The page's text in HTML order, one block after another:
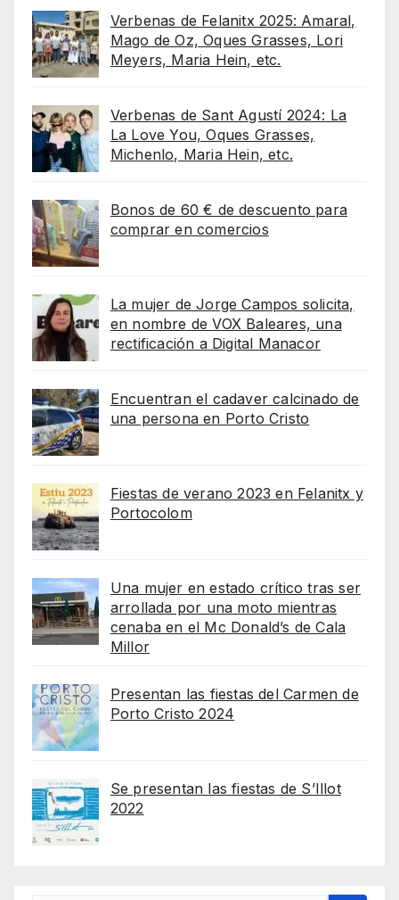
Verbenas de Felanitx 2025: Amaral,
Mago de Oz, Oques Grasses, Lori
Meyers, Maria Hein, etc.
Verbenas de Sant Agustí 2024: La
La Love You, Oques Grasses,
Michenlo, Maria Hein, etc.
Bonos de 60 € de descuento para
comprar en comercios
La mujer de Jorge Campos solicita,
en nombre de VOX Baleares, una
rectificación a Digital Manacor
Encuentran el cadaver calcinado de
una persona en Porto Cristo
Fiestas de verano 2023 en Felanitx y
Portocolom
Una mujer en estado crítico tras ser
arrollada por una moto mientras
cenaba en el Mc Donald’s de Cala
Millor
Presentan las fiestas del Carmen de
Porto Cristo 2024
Se presentan las fiestas de S’Illot
2022